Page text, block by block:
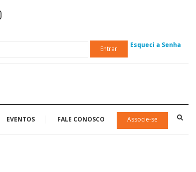
Entrar Esqueci a Senha
EVENTOS FALE CONOSCO Associe-se